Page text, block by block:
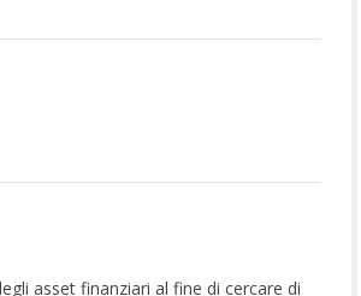
asset finanziari al fine di cercare di